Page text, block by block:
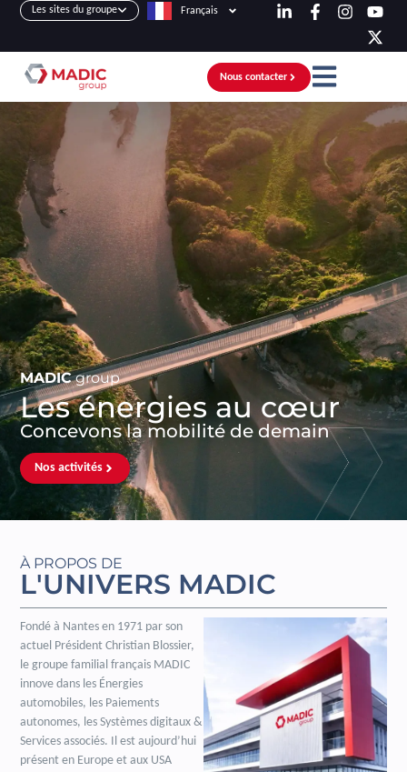
Les sites du groupe Français
Nous contacter
MADIC group
Les énergies au cœur
Concevons la mobilité de demain
Nos activités
À PROPOS DE
L'UNIVERS MADIC
Fondé à Nantes en 1971 par son
actuel Président Christian Blossier,
le groupe familial français MADIC
innove dans les Énergies
automobiles, les Paiements
autonomes, les Systèmes digitaux &
Services associés. Il est aujourd’hui
présent en Europe et aux USA